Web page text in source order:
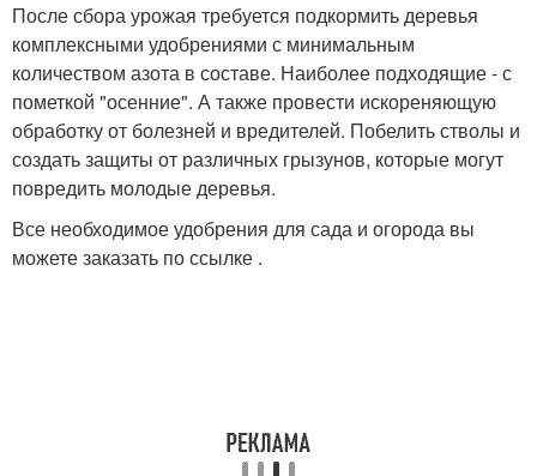
После сбора урожая требуется подкормить деревья
комплексными удобрениями с минимальным
количеством азота в составе. Наиболее подходящие - с
пометкой "осенние". А также провести искореняющую
обработку от болезней и вредителей. Побелить стволы и
создать защиты от различных грызунов, которые могут
повредить молодые деревья.
Все необходимое удобрения для сада и огорода вы
можете заказать по ссылке .